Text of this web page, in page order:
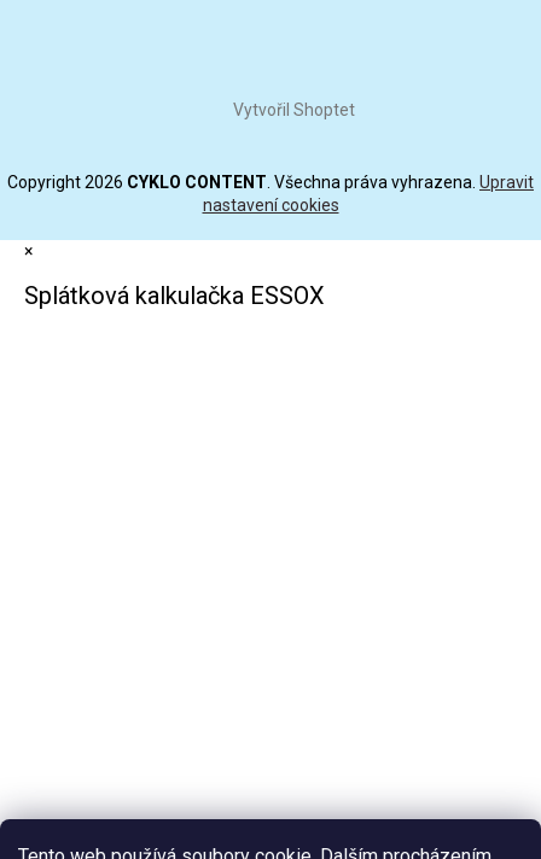
Vytvořil Shoptet
Copyright 2026 CYKLO CONTENT . Všechna práva vyhrazena. Upravit
nastavení cookies
×
Splátková kalkulačka ESSOX